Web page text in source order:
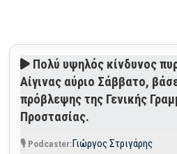
Πολύ υψηλός κίνδυνος
Αίγινας αύριο Σάββατο,
πρόβλεψης της Γενικής
Προστασίας.
Γιώργος Στριγάρης